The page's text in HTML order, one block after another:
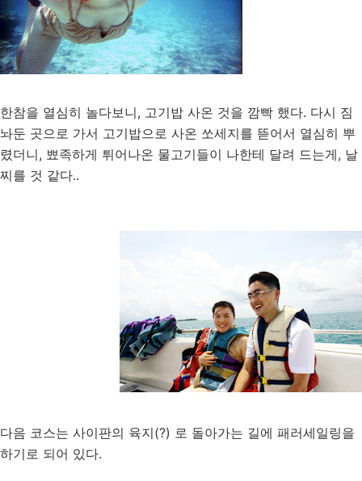
한참을 열심히 놀다보니, 고기밥 사온 것을 깜빡 했다. 다시 짐
놔둔 곳으로 가서 고기밥으로 사온 쏘세지를 뜯어서 열심히 뿌
렸더니, 뾰족하게 튀어나온 물고기들이 나한테 달려 드는게, 날
찌를 것 같다..
다음 코스는 사이판의 육지(?) 로 돌아가는 길에 패러세일링을
하기로 되어 있다.